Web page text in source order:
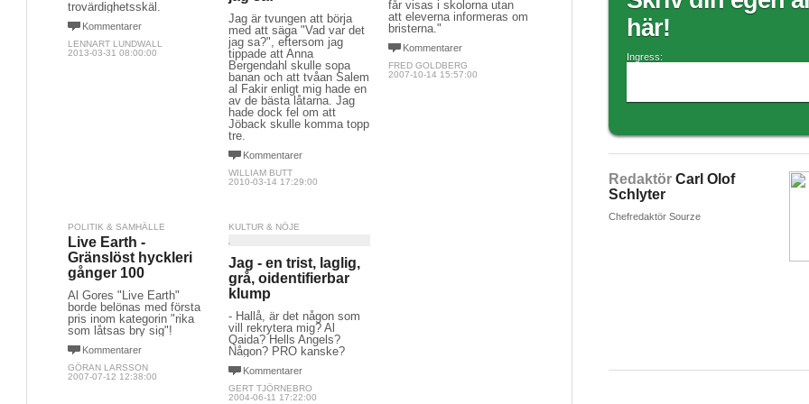
trovärdighetsskäl.
Kommentarer
LENNART LUNDWALL
2013-03-31 08:00:00
Jag är tvungen att börja
med att säga "Vad var det
jag sa?", eftersom jag
tippade att Anna
Bergendahl skulle sopa
banan och att tvåan Salem
al Fakir enligt mig hade en
av de bästa låtarna. Jag
hade dock fel om att
Jöback skulle komma topp
tre.
Kommentarer
WILLIAM BUTT
2010-03-14 17:29:00
får visas i skolorna utan
att eleverna informeras om
bristerna."
Kommentarer
FRED GOLDBERG
2007-10-14 15:57:00
POLITIK & SAMHÄLLE
Live Earth -
Gränslöst hyckleri
gånger 100
Al Gores "Live Earth"
borde belönas med första
pris inom kategorin "rika
som låtsas bry sig"!
Kommentarer
GÖRAN LARSSON
2007-07-12 12:38:00
KULTUR & NÖJE
Jag - en trist, laglig,
grå, oidentifierbar
klump
- Hallå, är det någon som
vill rekrytera mig? Al
Qaida? Hells Angels?
Någon? PRO kanske?
Kommentarer
GERT TJÖRNEBRO
2004-06-11 17:22:00
här!
Ingress:
Redaktör Carl Olof
Schlyter
Chefredaktör Sourze